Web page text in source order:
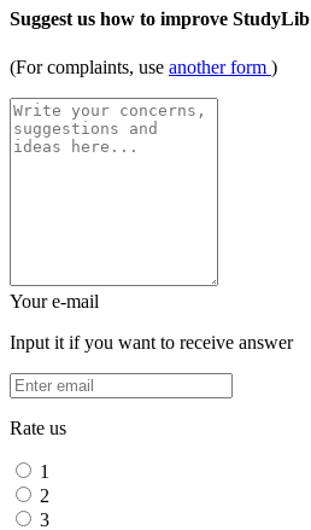
Suggest us how to improve StudyLib
(For complaints, use another form )
Your e-mail
Input it if you want to receive answer
Rate us
1
2
3